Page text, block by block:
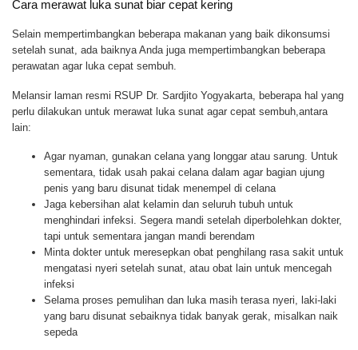
Cara merawat luka sunat biar cepat kering
Selain mempertimbangkan beberapa makanan yang baik dikonsumsi
setelah sunat, ada baiknya Anda juga mempertimbangkan beberapa
perawatan agar luka cepat sembuh.
Melansir laman resmi RSUP Dr. Sardjito Yogyakarta, beberapa hal yang
perlu dilakukan untuk merawat luka sunat agar cepat sembuh,antara
lain:
Agar nyaman, gunakan celana yang longgar atau sarung. Untuk
sementara, tidak usah pakai celana dalam agar bagian ujung
penis yang baru disunat tidak menempel di celana
Jaga kebersihan alat kelamin dan seluruh tubuh untuk
menghindari infeksi. Segera mandi setelah diperbolehkan dokter,
tapi untuk sementara jangan mandi berendam
Minta dokter untuk meresepkan obat penghilang rasa sakit untuk
mengatasi nyeri setelah sunat, atau obat lain untuk mencegah
infeksi
Selama proses pemulihan dan luka masih terasa nyeri, laki-laki
yang baru disunat sebaiknya tidak banyak gerak, misalkan naik
sepeda